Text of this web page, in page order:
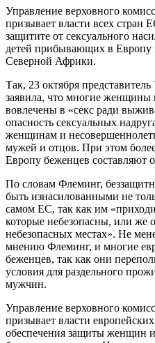
Управление верховного
призывает власти всех стран
защитите от сексуального
детей прибывающих в Европу
Северной Африки.
Так, 23 октября
заявила, что многие женщины
вовлечены в «секс ради
опасность сексуальных
женщинам и
мужей и отцов. При этом
Европу беженцев
По словам Флеминг,
быть изнасилованными не
самом ЕС, так как им
которые небезопасны, или же
небезопасных местах». Не
мнению Флеминг, и многие
беженцев, так как они
условия для раздельного
мужчин.
Управление верховного
призывает власти
обеспечения защиты женщин